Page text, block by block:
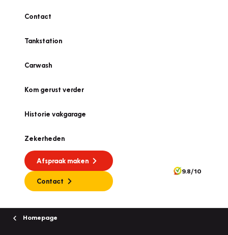
Contact
Tankstation
Carwash
Kom gerust verder
Historie vakgarage
Zekerheden
Afspraak maken
Contact
9.8/10
Homepage